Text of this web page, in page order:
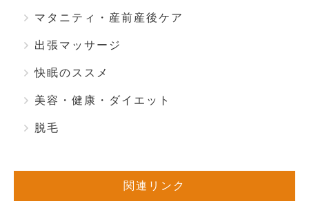
マタニティ・産前産後ケア
出張マッサージ
快眠のススメ
美容・健康・ダイエット
脱毛
関連リンク